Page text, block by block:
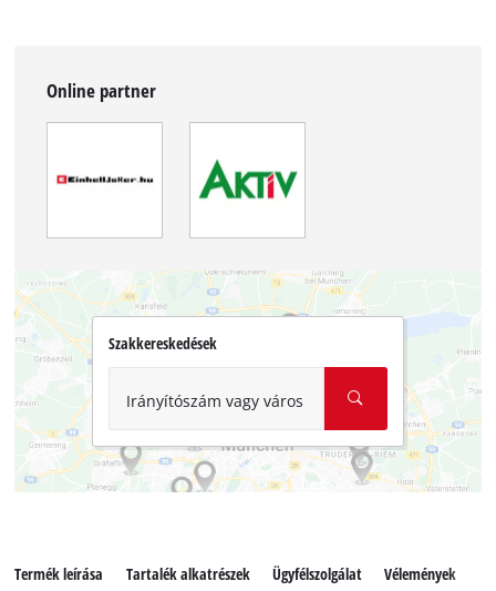
Online partner
Szakkereskedések
Irányítószám vagy város
Termék leírása Tartalék alkatrészek Ügyfélszolgálat Vélemények